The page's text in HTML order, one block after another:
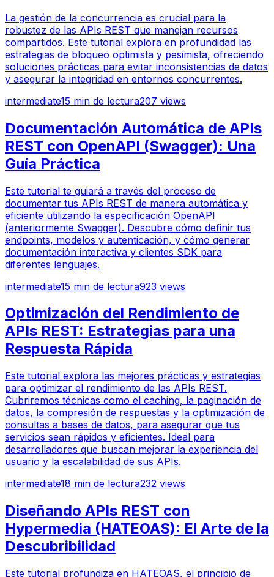
La gestión de la concurrencia es crucial para la
robustez de las APIs REST que manejan recursos
compartidos. Este tutorial explora en profundidad las
estrategias de bloqueo optimista y pesimista, ofreciendo
soluciones prácticas para evitar inconsistencias de datos
y asegurar la integridad en entornos concurrentes.
intermediate15 min de lectura207 views
Documentación Automática de APIs
REST con OpenAPI (Swagger): Una
Guía Práctica
Este tutorial te guiará a través del proceso de
documentar tus APIs REST de manera automática y
eficiente utilizando la especificación OpenAPI
(anteriormente Swagger). Descubre cómo definir tus
endpoints, modelos y autenticación, y cómo generar
documentación interactiva y clientes SDK para
diferentes lenguajes.
intermediate15 min de lectura923 views
Optimización del Rendimiento de
APIs REST: Estrategias para una
Respuesta Rápida
Este tutorial explora las mejores prácticas y estrategias
para optimizar el rendimiento de las APIs REST.
Cubriremos técnicas como el caching, la paginación de
datos, la compresión de respuestas y la optimización de
consultas a bases de datos, para asegurar que tus
servicios sean rápidos y eficientes. Ideal para
desarrolladores que buscan mejorar la experiencia del
usuario y la escalabilidad de sus APIs.
intermediate18 min de lectura232 views
Diseñando APIs REST con
Hypermedia (HATEOAS): El Arte de la
Descubribilidad
Este tutorial profundiza en HATEOAS, el principio de